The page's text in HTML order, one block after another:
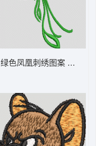
绿色凤凰刺绣图案 凤凰